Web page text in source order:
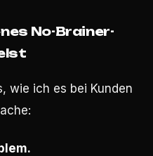
No-Brainer-
wie ich es bei Kunden